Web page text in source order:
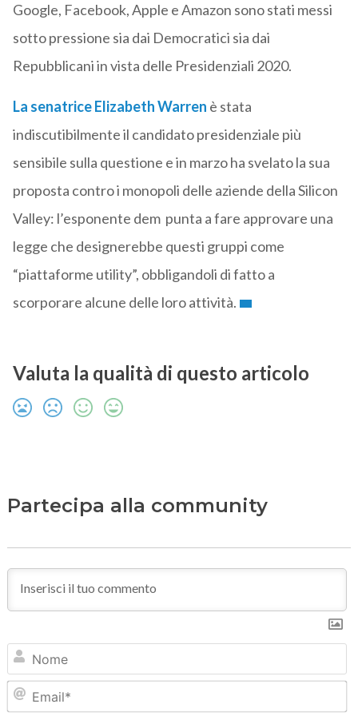
Google, Facebook, Apple e Amazon sono stati messi
sotto pressione sia dai Democratici sia dai
Repubblicani in vista delle Presidenziali 2020.
La senatrice Elizabeth Warren è stata
indiscutibilmente il candidato presidenziale più
sensibile sulla questione e in marzo ha svelato la sua
proposta contro i monopoli delle aziende della Silicon
Valley: l’esponente dem punta a fare approvare una
legge che designerebbe questi gruppi come
“piattaforme utility”, obbligandoli di fatto a
scorporare alcune delle loro attività.
Valuta la qualità di questo articolo
Partecipa alla community